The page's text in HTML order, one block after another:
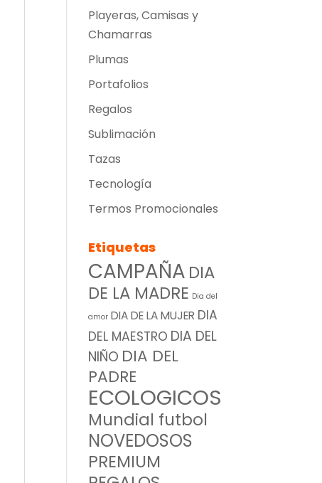
Playeras, Camisas y
Chamarras
Plumas
Portafolios
Regalos
Sublimación
Tazas
Tecnología
Termos Promocionales
Etiquetas
CAMPAÑA DIA
DE LA MADRE Dia del
amor DIA DE LA MUJER DIA
DEL MAESTRO DIA DEL
NIÑO DIA DEL
PADRE
ECOLOGICOS
Mundial futbol
NOVEDOSOS
PREMIUM